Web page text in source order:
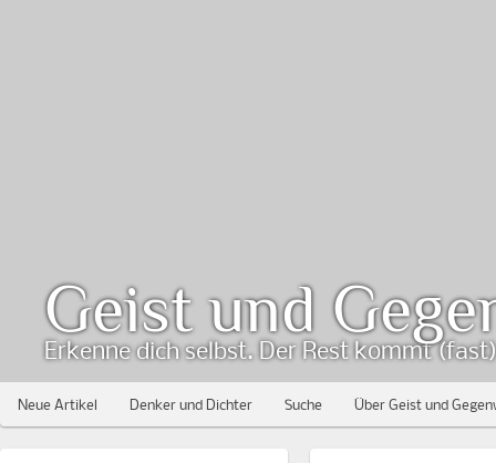
Neue Artikel Denker und Dichter Suche Über Geist und
Geist und
Erkenne dich selbst. Der Rest kommt